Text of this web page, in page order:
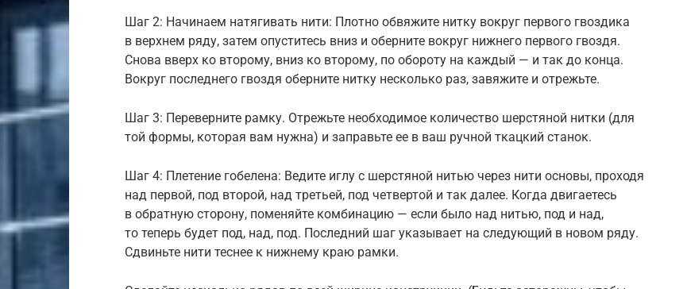
Шаг 2: Начинаем натягивать нити: Плотно обвяжите нитку вокруг первого гвоздика
в верхнем ряду, затем опуститесь вниз и оберните вокруг нижнего первого гвоздя.
Снова вверх ко второму, вниз ко второму, по обороту на каждый — и так до конца.
Вокруг последнего гвоздя оберните нитку несколько раз, завяжите и отрежьте.
Шаг 3: Переверните рамку. Отрежьте необходимое количество шерстяной нитки (для
той формы, которая вам нужна) и заправьте ее в ваш ручной ткацкий станок.
Шаг 4: Плетение гобелена: Ведите иглу с шерстяной нитью через нити основы, проходя
над первой, под второй, над третьей, под четвертой и так далее. Когда двигаетесь
в обратную сторону, поменяйте комбинацию — если было над нитью, под и над,
то теперь будет под, над, под. Последний шаг указывает на следующий в новом ряду.
Сдвиньте нити теснее к нижнему краю рамки.